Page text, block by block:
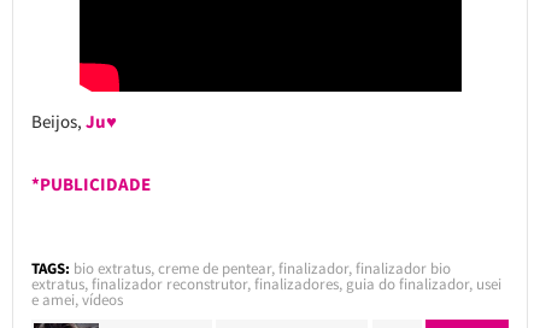
Beijos, Ju♥
*PUBLICIDADE
TAGS: bio extratus,creme de pentear,finalizador,finalizador bio
extratus,finalizador reconstrutor,finalizadores, guia do finalizador, usei
e amei,vídeos